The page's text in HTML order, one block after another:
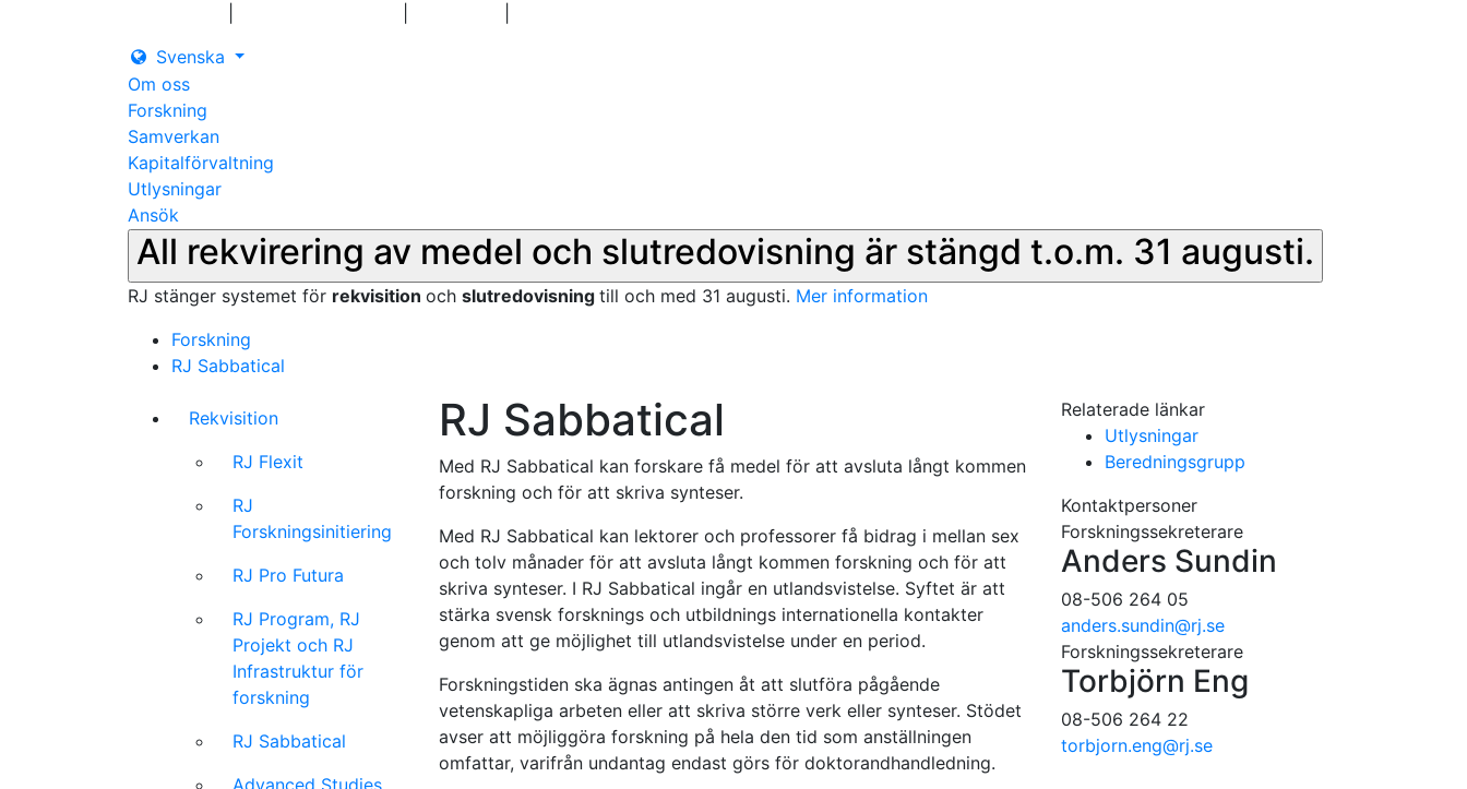
Svenska
Om oss
Forskning
Samverkan
Kapitalförvaltning
Utlysningar
Ansök
All rekvirering av medel och slutredovisning är stängd t.o.m. 31 augusti.
RJ stänger systemet för rekvisition och slutredovisning till och med 31 augusti. Mer information
Forskning
RJ Sabbatical
Rekvisition
RJ Flexit
RJ
Forskningsinitiering
RJ Pro Futura
RJ Program, RJ
Projekt och RJ
Infrastruktur för
forskning
RJ Sabbatical
Advanced Studies
RJ Sabbatical
Med RJ Sabbatical kan forskare få medel för att avsluta långt kommen
forskning och för att skriva synteser.
Med RJ Sabbatical kan lektorer och professorer få bidrag i mellan sex
och tolv månader för att avsluta långt kommen forskning och för att
skriva synteser. I RJ Sabbatical ingår en utlandsvistelse. Syftet är att
stärka svensk forsknings och utbildnings internationella kontakter
genom att ge möjlighet till utlandsvistelse under en period.
Forskningstiden ska ägnas antingen åt att slutföra pågående
vetenskapliga arbeten eller att skriva större verk eller synteser. Stödet
avser att möjliggöra forskning på hela den tid som anställningen
omfattar, varifrån undantag endast görs för doktorandhandledning.
Relaterade länkar
Utlysningar
Beredningsgrupp
Kontaktpersoner
Forskningssekreterare
Anders Sundin
08-506 264 05
anders.sundin@rj.se
Forskningssekreterare
Torbjörn Eng
08-506 264 22
torbjorn.eng@rj.se